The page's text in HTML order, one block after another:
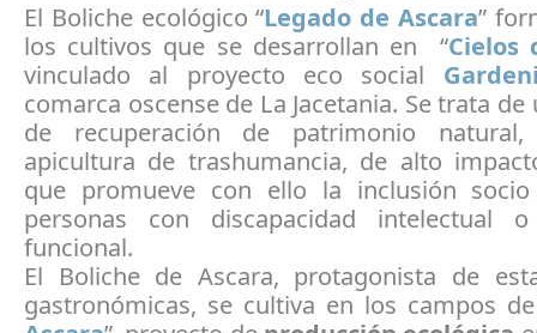
El Boliche ecológico “Legado de Ascara”
los cultivos que se desarrollan en “Cielos
vinculado al proyecto eco social
comarca oscense de La Jacetania. Se trata
de recuperación de patrimonio
apicultura de trashumancia, de alto
que promueve con ello la inclusión
personas con discapacidad intelectual
funcional.
El Boliche de Ascara, protagonista de
gastronómicas, se cultiva en los campos